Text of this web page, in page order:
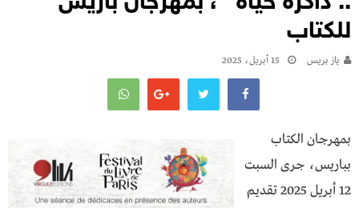
للكتاب
يـاز بريـس 15 أبريل، 2025
بمهرجان الكتاب
بباريس، جرى السبت
12 أبريل 2025 تقديم